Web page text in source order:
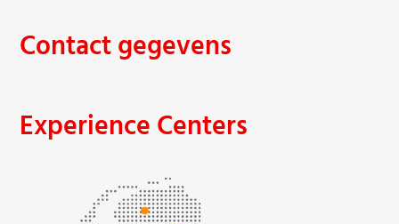
Contact gegevens
Experience Centers